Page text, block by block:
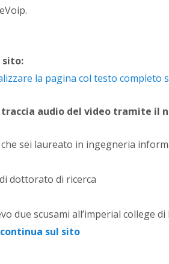
sito:
la pagina col testo completo
audio del video tramite il
che sei laureato in ingegneria
dottorato di ricerca
due scusami all’imperial college
continua sul sito